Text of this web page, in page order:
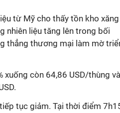
từ Mỹ cho thấy tồn kho xăng
nhiên liệu tăng lên trong bối
thẳng thương mại làm mờ
xuống còn 64,86 USD/thùng và
tục giảm. Tại thời điểm